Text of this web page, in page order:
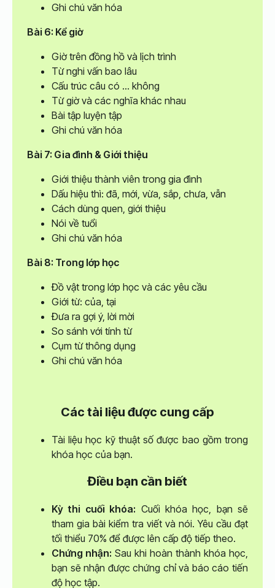
Ghi chú văn hóa
Bài 6: Kể giờ
Giờ trên đồng hồ và lịch trình
Từ nghi vấn bao lâu
Cấu trúc câu có ... không
Từ giờ và các nghĩa khác nhau
Bài tập luyện tập
Ghi chú văn hóa
Bài 7: Gia đình & Giới thiệu
Giới thiệu thành viên trong gia đình
Dấu hiệu thì: đã, mới, vừa, sắp, chưa, vẫn
Cách dùng quen, giới thiệu
Nói về tuổi
Ghi chú văn hóa
Bài 8: Trong lớp học
Đồ vật trong lớp học và các yêu cầu
Giới từ: của, tại
Đưa ra gợi ý, lời mời
So sánh với tính từ
Cụm từ thông dụng
Ghi chú văn hóa
Các tài liệu được cung cấp
Tài liệu học kỹ thuật số được bao gồm trong
khóa học của bạn.
Điều bạn cần biết
Kỳ thi cuối khóa: Cuối khóa học, bạn sẽ
tham gia bài kiểm tra viết và nói. Yêu cầu đạt
tối thiểu 70% để được lên cấp độ tiếp theo.
Chứng nhận: Sau khi hoàn thành khóa học,
bạn sẽ nhận được chứng chỉ và báo cáo tiến
độ học tập.